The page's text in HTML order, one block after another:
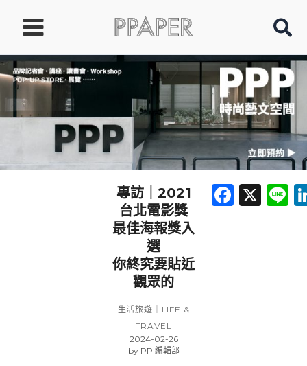
要
內
專訪｜2021
台北電影獎
最佳海報獎入
選
你終究要貼近
觀眾的
生活旅遊｜LIFE &
TRAVEL
2024-02-26
byPP 編輯部
X